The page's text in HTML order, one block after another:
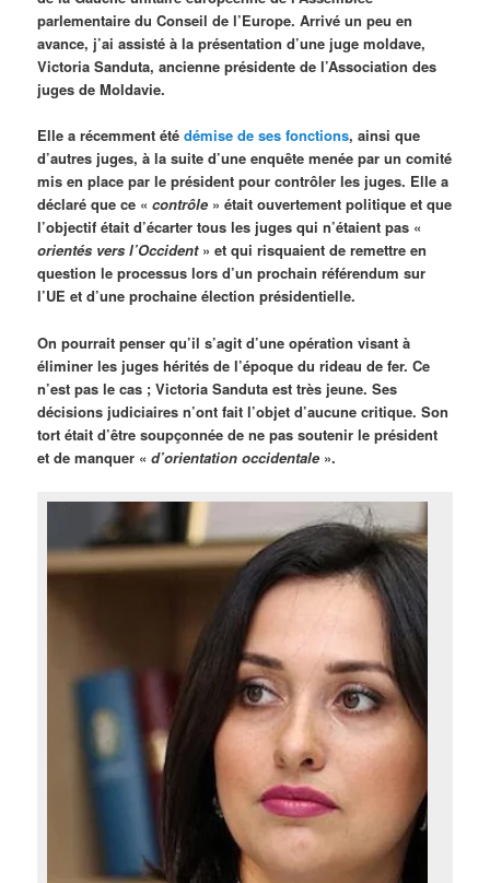
parlementaire du Conseil de l’Europe. Arrivé un peu en
avance, j’ai assisté à la présentation d’une juge moldave,
Victoria Sanduta, ancienne présidente de l’Association des
juges de Moldavie.
Elle a récemment étédémise de ses fonctions, ainsi que
d’autres juges, à la suite d’une enquête menée par un comité
mis en place par le président pour contrôler les juges. Elle a
déclaré que ce «contrôle » était ouvertement politique et que
l’objectif était d’écarter tous les juges qui n’étaient pas «
orientés vers l’Occident » et qui risquaient de remettre en
question le processus lors d’un prochain référendum sur
l’UE et d’une prochaine élection présidentielle.
On pourrait penser qu’il s’agit d’une opération visant à
éliminer les juges hérités de l’époque du rideau de fer. Ce
n’est pas le cas ; Victoria Sanduta est très jeune. Ses
décisions judiciaires n’ont fait l’objet d’aucune critique. Son
tort était d’être soupçonnée de ne pas soutenir le président
et de manquer «d’orientation occidentale ».